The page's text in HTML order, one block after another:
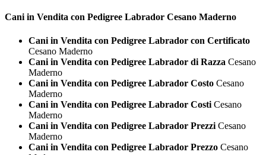
Cani in Vendita con Pedigree Labrador Cesano Maderno
Cani in Vendita con Pedigree Labrador con Certificato
Cesano Maderno
Cani in Vendita con Pedigree Labrador di Razza Cesano
Maderno
Cani in Vendita con Pedigree Labrador Costo Cesano
Maderno
Cani in Vendita con Pedigree Labrador Costi Cesano
Maderno
Cani in Vendita con Pedigree Labrador Prezzi Cesano
Maderno
Cani in Vendita con Pedigree Labrador Prezzo Cesano